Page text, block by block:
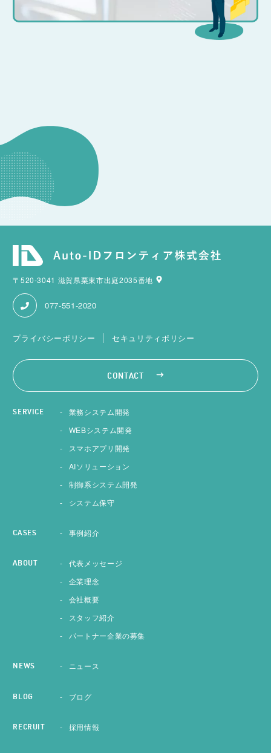
〒520-3041 滋賀県栗東市出庭2035番地
077-551-2020
プライバシーポリシー セキュリティポリシー
CONTACT
SERVICE
業務システム開発
WEBシステム開発
スマホアプリ開発
AIソリューション
制御系システム開発
システム保守
CASES 事例紹介
ABOUT
代表メッセージ
企業理念
会社概要
スタッフ紹介
パートナー企業の募集
NEWS ニュース
BLOG ブログ
RECRUIT 採用情報